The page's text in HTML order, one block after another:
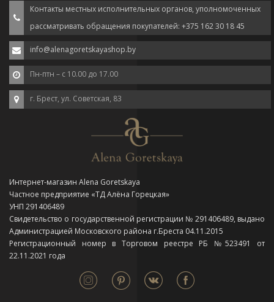
Контакты местных исполнительных органов, уполномоченных
рассматривать обращения покупателей: +375 162 30 18 45
info@alenagoretskayashop.by
Пн-птн – с 10.00 до 17.00
г. Брест, ул. Советская, 83
Интернет-магазин Alena Goretskaya
Частное предприятие «ТД Алёна Горецкая»
УНП 291406489
Свидетельство о государственной регистрации № 291406489, выдано
Администрацией Московского района г.Бреста 04.11.2015
Регистрационный номер в Торговом реестре РБ №523491 от
22.11.2021 года